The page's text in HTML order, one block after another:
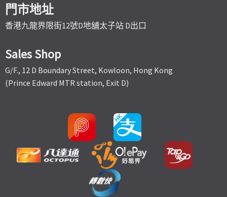
門市地址
香港九龍界限街12號D地舖太子站 D出口
Sales Shop
G/F., 12 D Boundary Street, Kowloon, Hong Kong
(Prince Edward MTR station, Exit D)